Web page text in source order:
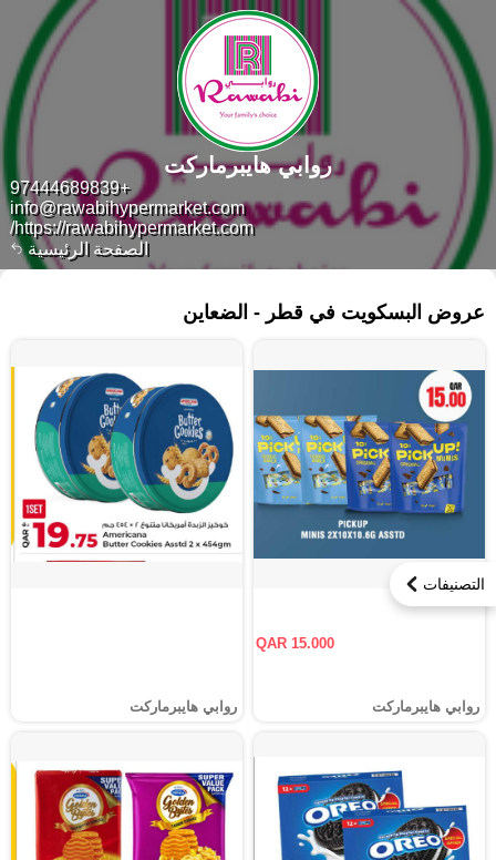
الصفحة الرئيسية
+97444689839
info@rawabihypermarket.com
https://rawabihypermarket.com/
روابي هايبرماركت
التصنيفات
عروض البسكويت في قطر - الضعاين
QAR 15.000
روابي هايبرماركت روابي هايبرماركت